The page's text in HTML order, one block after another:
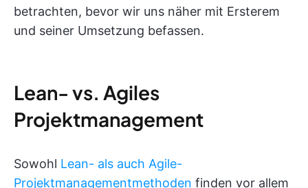
betrachten, bevor wir uns näher mit Ersterem
und seiner Umsetzung befassen.
Lean- vs. Agiles
Projektmanagement
Sowohl Lean- als auch Agile-
Projektmanagementmethoden finden vor allem